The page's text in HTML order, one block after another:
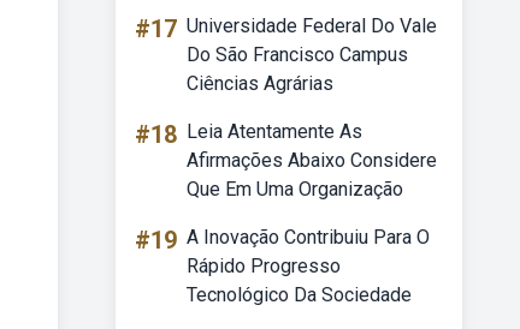
#17 Universidade Federal Do Vale
Do São Francisco Campus
Ciências Agrárias
#18 Leia Atentamente As
Afirmações Abaixo Considere
Que Em Uma Organização
#19 A Inovação Contribuiu Para O
Rápido Progresso
Tecnológico Da Sociedade